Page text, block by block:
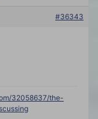
#36343
32058637/the-